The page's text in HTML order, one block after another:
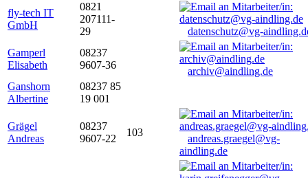
fly-tech IT
GmbH
0821
207111-
29
datenschutz@vg-
Gamperl
Elisabeth
08237
9607-36
archiv@aindling.de
Ganshorn
Albertine
08237 85
19 001
Grägel
Andreas
08237
9607-22
103
andreas.graegel@vg-
aindling.de